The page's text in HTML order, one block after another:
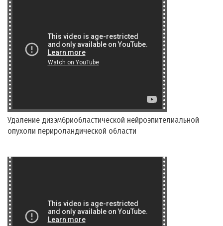
Удаление дизэмбриобластической нейроэпителиальной
опухоли перироландической области